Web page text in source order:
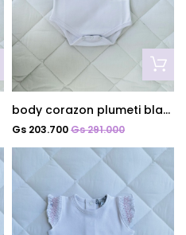
body corazon plumeti blanco
Gs 203.700Gs 291.000